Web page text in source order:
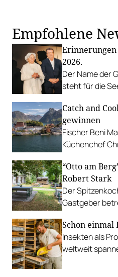
Empfohlene
Erinnerungen
2026.
Der Name der
steht für die
Hedwig Breuer.
Catch and
gewinnen
Fischer Beni
Küchenchef
4-Gang-Menü.
“Otto am
Robert Stark
Der
Gastgeber
Höhe.
Schon einmal
Insekten als
weltweit